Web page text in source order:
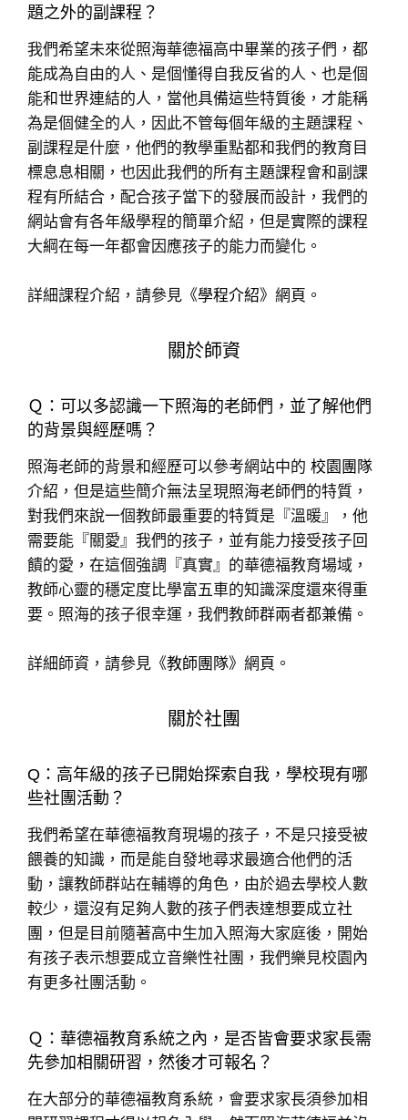
題之外的副課程？
我們希望未來從照海華德福高中畢業的孩子們，都
能成為自由的人、是個懂得自我反省的人、也是個
能和世界連結的人，當他具備這些特質後，才能稱
為是個健全的人，因此不管每個年級的主題課程、
副課程是什麼，他們的教學重點都和我們的教育目
標息息相關，也因此我們的所有主題課程會和副課
程有所結合，配合孩子當下的發展而設計，我們的
網站會有各年級學程的簡單介紹，但是實際的課程
大綱在每一年都會因應孩子的能力而變化。
詳細課程介紹，請參見《學程介紹》網頁。
關於師資
Ｑ：可以多認識一下照海的老師們，並了解他們
的背景與經歷嗎？
照海老師的背景和經歷可以參考網站中的 校園團隊
介紹，但是這些簡介無法呈現照海老師們的特質，
對我們來說一個教師最重要的特質是『溫暖』，他
需要能『關愛』我們的孩子，並有能力接受孩子回
饋的愛，在這個強調『真實』的華德福教育場域，
教師心靈的穩定度比學富五車的知識深度還來得重
要。照海的孩子很幸運，我們教師群兩者都兼備。
詳細師資，請參見《教師團隊》網頁。
關於社團
Q：高年級的孩子已開始探索自我，學校現有哪
些社團活動？
我們希望在華德福教育現場的孩子，不是只接受被
餵養的知識，而是能自發地尋求最適合他們的活
動，讓教師群站在輔導的角色，由於過去學校人數
較少，還沒有足夠人數的孩子們表達想要成立社
團，但是目前隨著高中生加入照海大家庭後，開始
有孩子表示想要成立音樂性社團，我們樂見校園內
有更多社團活動。
Ｑ：華德福教育系統之內，是否皆會要求家長需
先參加相關研習，然後才可報名？
在大部分的華德福教育系統，會要求家長須參加相